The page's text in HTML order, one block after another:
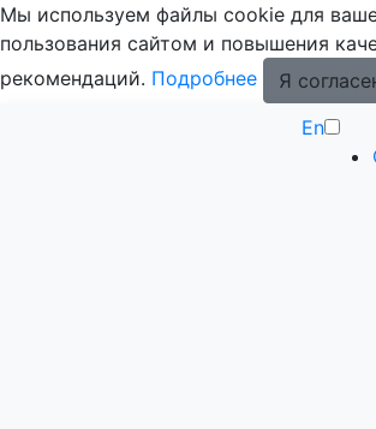
Мы используем файлы cookie для
пользования сайтом и повышения
рекомендаций. Подробнее
Я
En